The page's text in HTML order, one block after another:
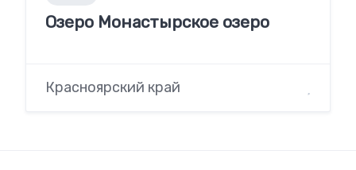
Озеро Монастырское озеро
Красноярский край